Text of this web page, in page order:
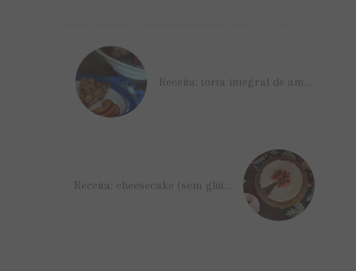
Receita: torta integral de ameixa
Receita: cheesecake (sem glúten e sem lactose)